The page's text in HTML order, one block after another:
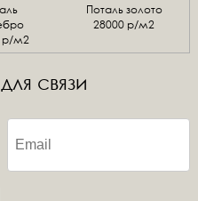
р/м2
Поталь золото
28000 р/м2
связи